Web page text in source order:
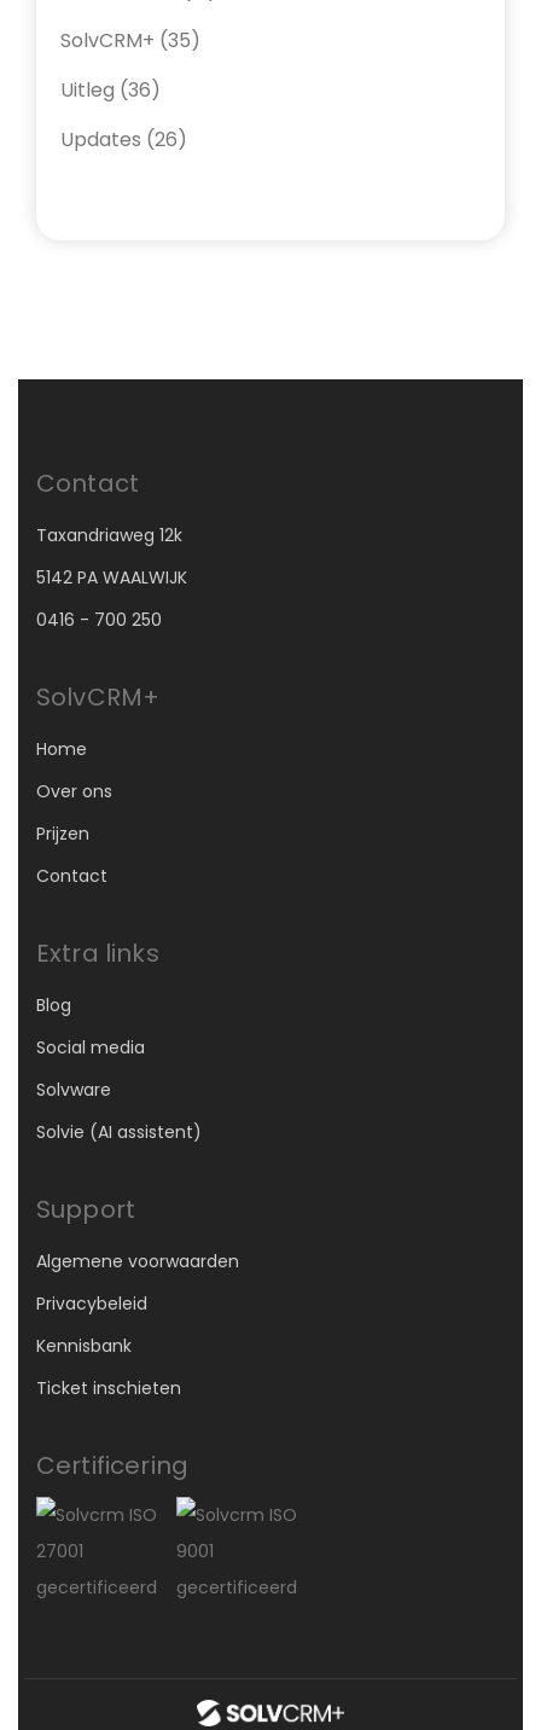
SolvCRM+ (35)
Uitleg (36)
Updates (26)
Contact
Taxandriaweg 12k
5142 PA WAALWIJK
0416 - 700 250
SolvCRM+
Home
Over ons
Prijzen
Contact
Extra links
Blog
Social media
Solvware
Solvie (AI assistent)
Support
Algemene voorwaarden
Privacybeleid
Kennisbank
Ticket inschieten
Certificering